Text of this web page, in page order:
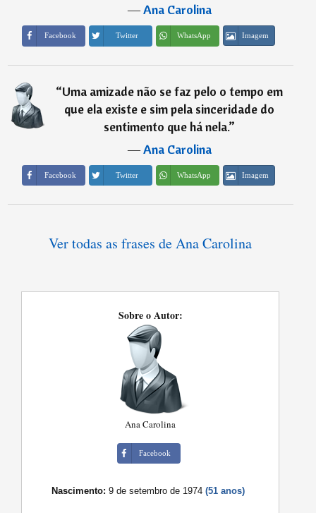
―Ana Carolina
Facebook Twitter WhatsApp Imagem
“Uma amizade não se faz pelo o tempo em
que ela existe e sim pela sinceridade do
sentimento que há nela.”
―Ana Carolina
Facebook Twitter WhatsApp Imagem
Ver todas as frases de Ana Carolina
Sobre o Autor:
Ana Carolina
Facebook
Nascimento: 9 de setembro de 1974(51 anos)